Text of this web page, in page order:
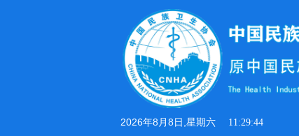
2026年8 月8日 ,星期六 11:29:44